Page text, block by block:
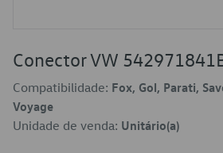
Conector VW
Compatibilidade: Fox, Gol, Parati,
Voyage
Unidade de venda: Unitário(a)